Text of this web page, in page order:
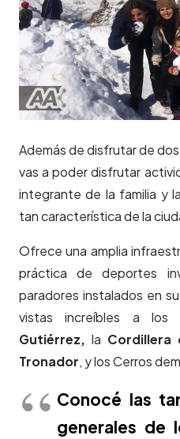
Además de disfrutar de
vas a poder disfrutar
integrante de la familia y
tan característica de la
Ofrece una amplia
práctica de deportes
paradores instalados en
vistas increíbles a los
Gutiérrez, la Cordillera
Tronador, y los Cerros
Conocé las
generales de